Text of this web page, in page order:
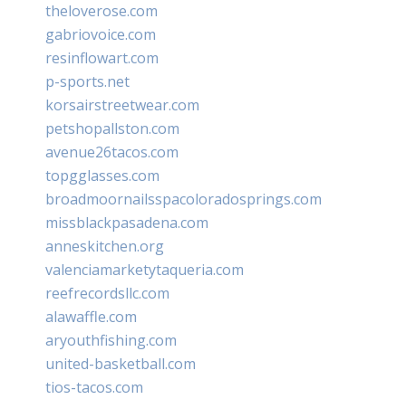
theloverose.com
gabriovoice.com
resinflowart.com
p-sports.net
korsairstreetwear.com
petshopallston.com
avenue26tacos.com
topgglasses.com
broadmoornailsspacoloradosprings.com
missblackpasadena.com
anneskitchen.org
valenciamarketytaqueria.com
reefrecordsllc.com
alawaffle.com
aryouthfishing.com
united-basketball.com
tios-tacos.com